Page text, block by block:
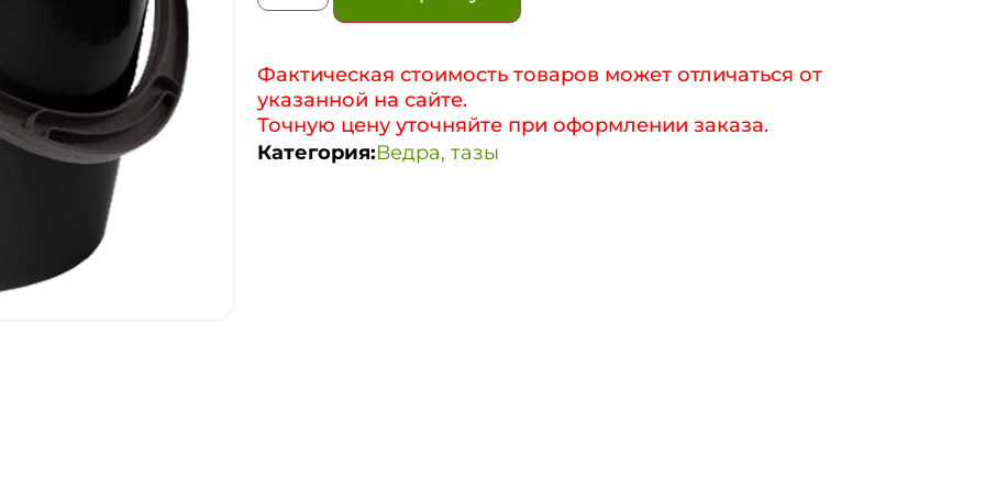
Фактическая стоимость товаров может отличаться от
указанной на сайте.
Точную цену уточняйте при оформлении заказа.
Категория:Ведра, тазы